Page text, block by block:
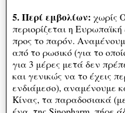
5. Περί εμβολίων: χωρίς
περιορίζεται η
προς το παρόν.
από το ρωσικό (για το
για 3 μέρες μετά δεν
και γενικώς να το έχεις
ενδιάμεσο), αναμένουμε
Κίνας, τα παραδοσιακά